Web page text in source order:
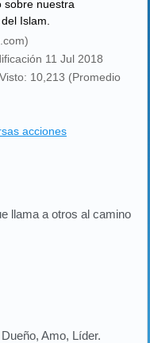
sobre nuestra
Islam.
11 Jul 2018
10,213 (Promedio
acciones
llama a otros al camino
Amo, Líder.